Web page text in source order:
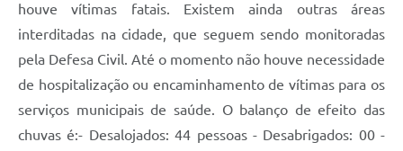
Arquivos para Download
Legislação
Telefones Úteis
Transparência
houve vítimas fatais. Existem ainda outras áreas
interditadas na cidade, que seguem sendo monitoradas
pela Defesa Civil. Até o momento não houve necessidade
de hospitalização ou encaminhamento de vítimas para os
serviços municipais de saúde. O balanço de efeito das
chuvas é:- Desalojados: 44 pessoas - Desabrigados: 00 -